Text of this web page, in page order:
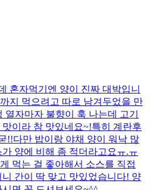
혼자먹기엔 양이 진짜 대박입니
지 먹으려고 따로 남겨두었을 만
자마자 불향이 훅 나는데 고기
이라 참 맛있네요~!특히 계란후
!! ​다만 밥이랑 야채 양이 워낙 많
양에 비해 좀 적더라고요ㅠ.ㅠ
먹는 걸 좋아해서 소스를 직접
간이 딱 맞고 맛있었습니다! 양